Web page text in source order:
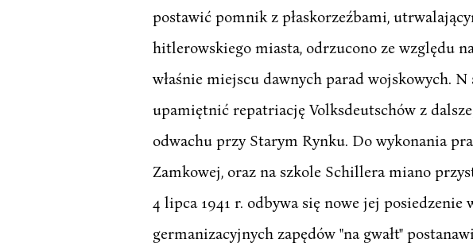
postawić pomnik z płaskorzeźbami,
hitlerowskiego miasta, odrzucono ze względu
właśnie miejscu dawnych parad wojskowych.
upamiętnić repatriację Volksdeutschów z
odwachu przy Starym Rynku. Do wykonania
Zamkowej, oraz na szkole Schillera miano
4 lipca 1941 r. odbywa się nowe jej
germanizacyjnych zapędów "na gwałt"